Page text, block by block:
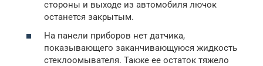
стороны и выходе из автомобиля лючок
останется закрытым.
На панели приборов нет датчика,
показывающего заканчивающуюся жидкость
стеклоомывателя. Также ее остаток тяжело